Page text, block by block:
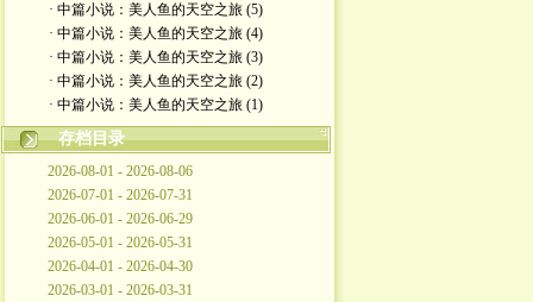
· 中篇小说：美人鱼的天空之旅 (5)
· 中篇小说：美人鱼的天空之旅 (4)
· 中篇小说：美人鱼的天空之旅 (3)
· 中篇小说：美人鱼的天空之旅 (2)
· 中篇小说：美人鱼的天空之旅 (1)
存档目录
2026-08-01 - 2026-08-06
2026-07-01 - 2026-07-31
2026-06-01 - 2026-06-29
2026-05-01 - 2026-05-31
2026-04-01 - 2026-04-30
2026-03-01 - 2026-03-31